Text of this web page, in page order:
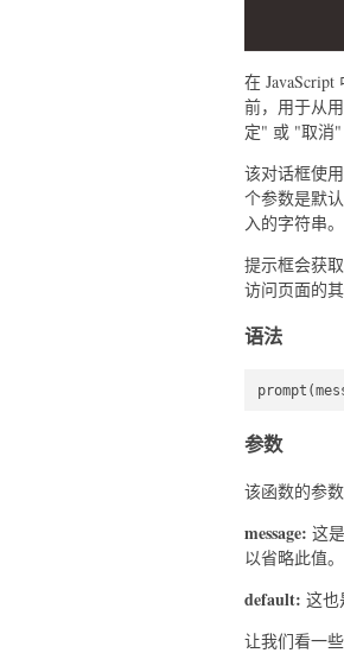
在 JavaScript
前，用于从
定" 或 "取消"
该对话框使用
个参数是默
入的字符串
提示框会获
访问页面的
语法
参数
该函数的参数
message: 这
以省略此值。
default: 这也
让我们看一些